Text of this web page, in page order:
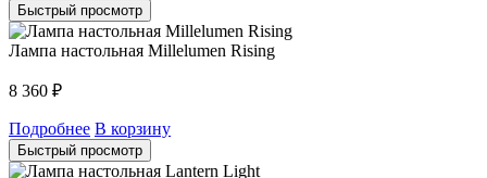
Быстрый просмотр
Лампа настольная Millelumen Rising
8 360 ₽
Подробнее В корзину
Быстрый просмотр